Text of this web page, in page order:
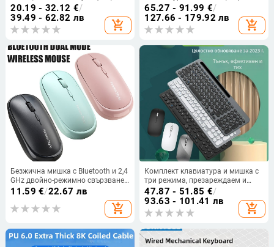
подсветка, без подложка за
китката, за компютър
20.19 - 32.12 €/
39.49 - 62.82 лв
add_shopping_cart
Bluetooth режима, hot-swappable,
RGB подсветка за PC
65.27 - 91.99 €/
127.66 - 179.92 лв
add_shopping_cart
Безжична мишка с Bluetooth и 2,4
GHz двойно-режимно свързване,
1600 DPI, 4 бутона, ергономичен
11.59 €/22.67 лв
add_shopping_cart
Комплект клавиатура и мишка с
три режима, презареждаем и
безшумен, безжичен — 105
клавиши, Bluetooth 2.4G, Plug-and-
Play
47.87 - 51.85 €/
93.63 - 101.41 лв
add_shopping_cart